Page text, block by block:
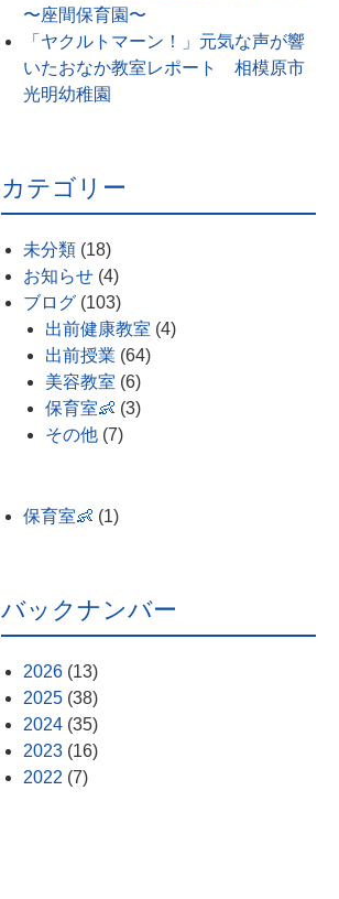
〜座間保育園〜
「ヤクルトマーン！」元気な声が響
いたおなか教室レポート 相模原市
光明幼稚園
カテゴリー
未分類 (18)
お知らせ (4)
ブログ (103)
出前健康教室 (4)
出前授業 (64)
美容教室 (6)
保育室👶 (3)
その他 (7)
保育室👶 (1)
バックナンバー
2026 (13)
2025 (38)
2024 (35)
2023 (16)
2022 (7)